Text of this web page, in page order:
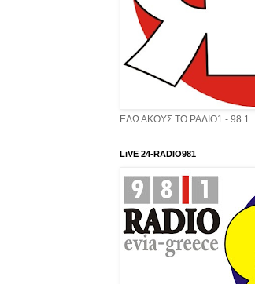
ΕΔΩ ΑΚΟΥΣ ΤΟ ΡΑΔΙΟ1 - 98.1
LiVE 24-RADIO981